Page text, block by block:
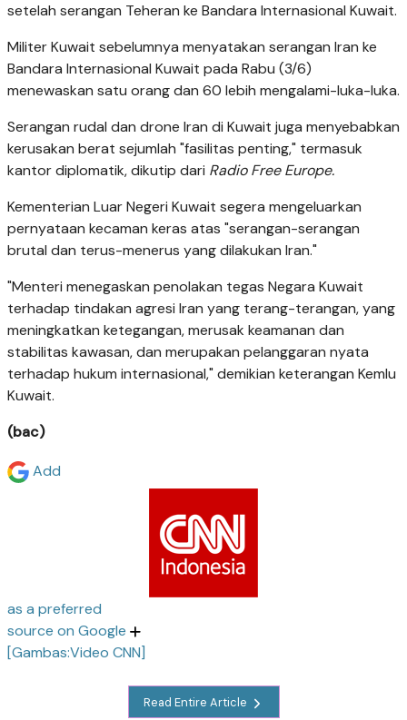
setelah serangan Teheran ke Bandara Internasional Kuwait.
Militer Kuwait sebelumnya menyatakan serangan Iran ke
Bandara Internasional Kuwait pada Rabu (3/6)
menewaskan satu orang dan 60 lebih mengalami-luka-luka.
Serangan rudal dan drone Iran di Kuwait juga menyebabkan
kerusakan berat sejumlah "fasilitas penting," termasuk
kantor diplomatik, dikutip dari Radio Free Europe.
Kementerian Luar Negeri Kuwait segera mengeluarkan
pernyataan kecaman keras atas "serangan-serangan
brutal dan terus-menerus yang dilakukan Iran."
"Menteri menegaskan penolakan tegas Negara Kuwait
terhadap tindakan agresi Iran yang terang-terangan, yang
meningkatkan ketegangan, merusak keamanan dan
stabilitas kawasan, dan merupakan pelanggaran nyata
terhadap hukum internasional," demikian keterangan Kemlu
Kuwait.
(bac)
Add
as a preferred
source on Google
[Gambas:Video CNN]
Read Entire Article